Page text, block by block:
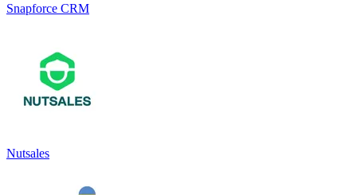
Snapforce CRM
Nutsales